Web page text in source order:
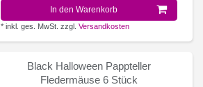
In den Warenkorb
*inkl. ges. MwSt. zzgl.Versandkosten
Black Halloween Pappteller
Fledermäuse 6 Stück